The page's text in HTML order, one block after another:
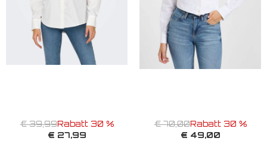
€ 39,99Rabatt 30 %
€ 27,99
€ 70,00Rabatt 30 %
€ 49,00